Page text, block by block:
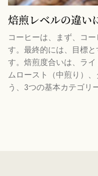
焙煎レベルの違い
コーヒーは、まず、コ
す。最終的には、目標
す。 焙煎度合いは、ラ
ムロースト（中煎り）
う、3つの基本カテゴリ